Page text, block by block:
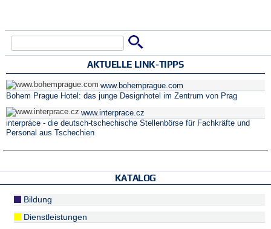
AKTUELLE LINK-TIPPS
www.bohemprague.com
Bohem Prague Hotel: das junge Designhotel im Zentrum von Prag
www.interprace.cz
interpráce - die deutsch-tschechische Stellenbörse für Fachkräfte und
Personal aus Tschechien
KATALOG
Bildung
Dienstleistungen